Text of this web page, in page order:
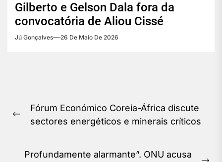
Gilberto e Gelson Dala fora da
convocatória de Aliou Cissé
Jú Gonçalves 26 De Maio De 2026
dePrevious
Fórum Económico Coreia-África discute
sectores energéticos e minerais críticos
Profundamente alarmante”. ONU acusa